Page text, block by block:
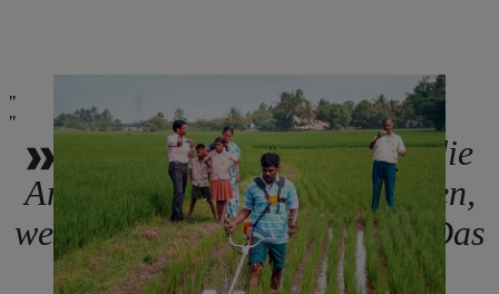
Wir kennen die Bauern, die
Anbaubedingungen und wissen,
welche Geräte sie brauchen. Das
ist unser Vorteil.